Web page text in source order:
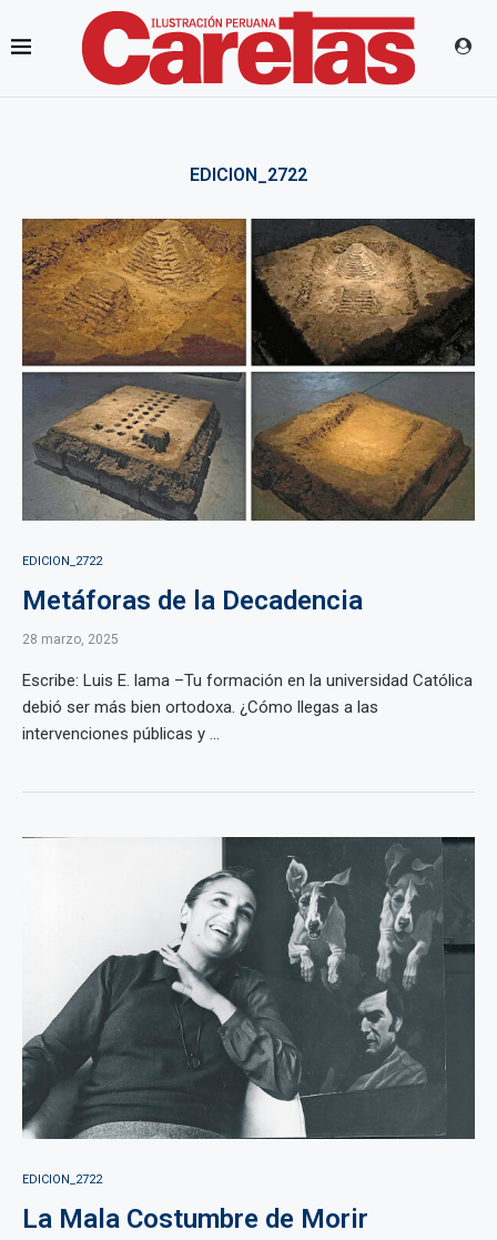
EDICION_2722
EDICION_2722
Metáforas de la Decadencia
28 marzo, 2025
Escribe: Luis E. lama –Tu formación en la universidad Católica
debió ser más bien ortodoxa. ¿Cómo llegas a las
intervenciones públicas y ...
EDICION_2722
La Mala Costumbre de Morir